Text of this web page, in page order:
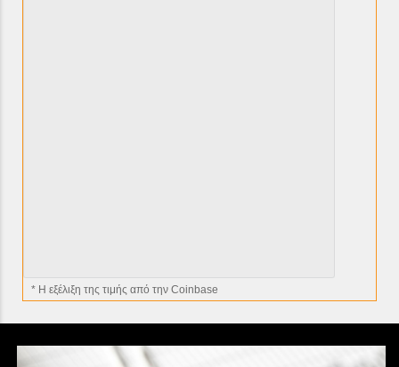
* H εξέλιξη της τιμής από την Coinbase